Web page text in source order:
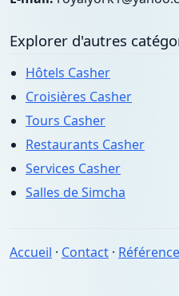
Explorer d'autres
Hôtels Casher
Croisières Casher
Tours Casher
Restaurants Casher
Services Casher
Salles de Simcha
Accueil · Contact ·